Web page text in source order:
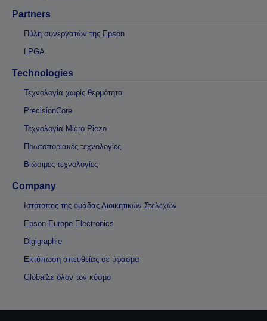
Partners
Πύλη συνεργατών της Epson
LPGA
Technologies
Τεχνολογία χωρίς θερμότητα
PrecisionCore
Τεχνολογία Micro Piezo
Πρωτοποριακές τεχνολογίες
Βιώσιμες τεχνολογίες
Company
Ιστότοπος της ομάδας Διοικητικών Στελεχών
Epson Europe Electronics
Digigraphie
Εκτύπωση απευθείας σε ύφασμα
GlobalΣε όλον τον κόσμο